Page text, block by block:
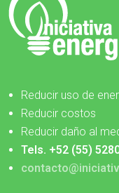
Reducir uso de
Reducir costos
Reducir daño al
Tels. +52 (55)